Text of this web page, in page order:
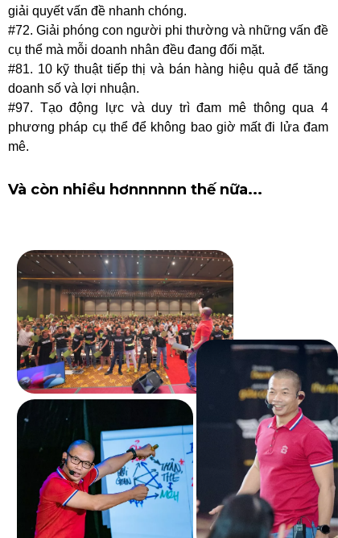
giải quyết vấn đề nhanh chóng.
#72. Giải phóng con người phi thường và những vấn đề
cụ thể mà mỗi doanh nhân đều đang đối mặt.
#81. 10 kỹ thuật tiếp thị và bán hàng hiệu quả để tăng
doanh số và lợi nhuận.
#97. Tạo động lực và duy trì đam mê thông qua 4
phương pháp cụ thể để không bao giờ mất đi lửa đam
mê.
Và còn nhiều hơnnnnnn thế nữa...